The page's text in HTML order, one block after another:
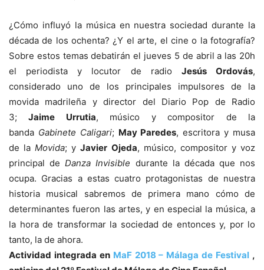
¿Cómo influyó la música en nuestra sociedad durante la
década de los ochenta? ¿Y el arte, el cine o la fotografía?
Sobre estos temas debatirán el jueves 5 de abril a las 20h
el periodista y locutor de radio Jesús Ordovás,
considerado uno de los principales impulsores de la
movida madrileña y director del Diario Pop de Radio
3;Jaime Urrutia, músico y compositor de la
banda Gabinete Caligari; May Paredes, escritora y musa
de laMovida; yJavier Ojeda, músico, compositor y voz
principal deDanza Invisible durante la década que nos
ocupa. Gracias a estas cuatro protagonistas de nuestra
historia musical sabremos de primera mano cómo de
determinantes fueron las artes, y en especial la música, a
la hora de transformar la sociedad de entonces y, por lo
tanto, la de ahora.
Actividad integrada en MaF 2018 – Málaga de Festival ,